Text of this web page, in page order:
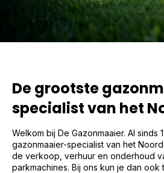
De grootste
specialist van het
Welkom bij De Gazonmaaier. Al sinds
gazonmaaier-specialist van het
de verkoop, verhuur en onderhoud
parkmachines. Bij ons kun je dan ook